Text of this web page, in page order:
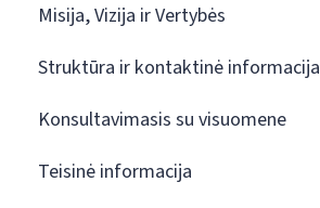
Misija, Vizija ir Vertybės
Struktūra ir kontaktinė informacija
Konsultavimasis su visuomene
Teisinė informacija